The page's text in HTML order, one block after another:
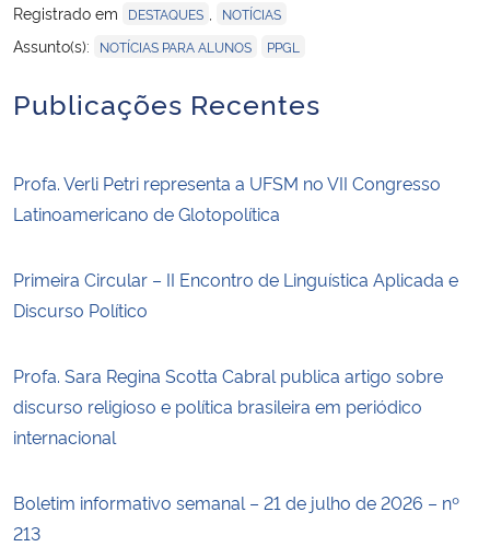
Registrado em
DESTAQUES NOTÍCIAS
Assunto(s): NOTÍCIAS PARA ALUNOS PPGL
Publicações Recentes
Profa. Verli Petri representa a UFSM no VII Congresso
Latinoamericano de Glotopolítica
Primeira Circular – II Encontro de Linguística Aplicada e
Discurso Político
Profa. Sara Regina Scotta Cabral publica artigo sobre
discurso religioso e política brasileira em periódico
internacional
Boletim informativo semanal – 21 de julho de 2026 – nº
213